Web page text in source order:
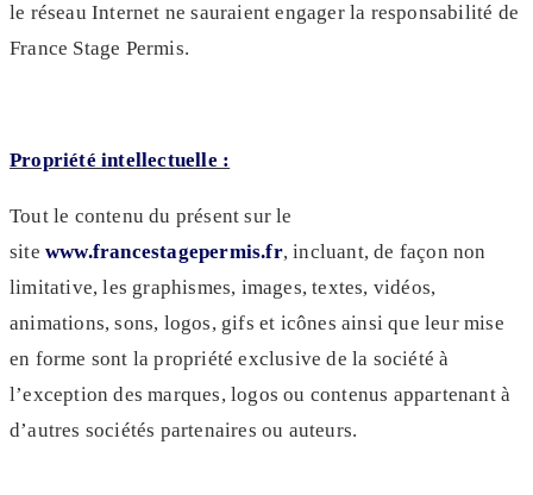
le réseau Internet ne sauraient engager la responsabilité de
France Stage Permis.
Propriété intellectuelle :
Tout le contenu du présent sur le
site www.francestagepermis.fr, incluant, de façon non
limitative, les graphismes, images, textes, vidéos,
animations, sons, logos, gifs et icônes ainsi que leur mise
en forme sont la propriété exclusive de la société à
l’exception des marques, logos ou contenus appartenant à
d’autres sociétés partenaires ou auteurs.